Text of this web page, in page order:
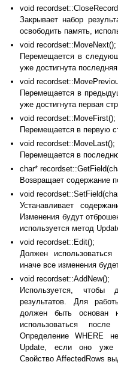
void
Закрывает набор
освободить память,
void recordset::MoveNext();
Перемещается в
уже достигнута
void
Перемещается в
уже достигнута первая
void recordset::MoveFirst();
Перемещается в первую
void recordset::MoveLast();
Перемещается в
char*
Возвращает содержание
void
Устанавливает
Изменения будут
используется метод
void recordset::Edit();
Должен
иначе все изменения
void recordset::AddNew();
Используется,
результатов. Для
должен быть основан
использоваться
Определение WHERE
Update, если оно уже
Свойство AffectedRows